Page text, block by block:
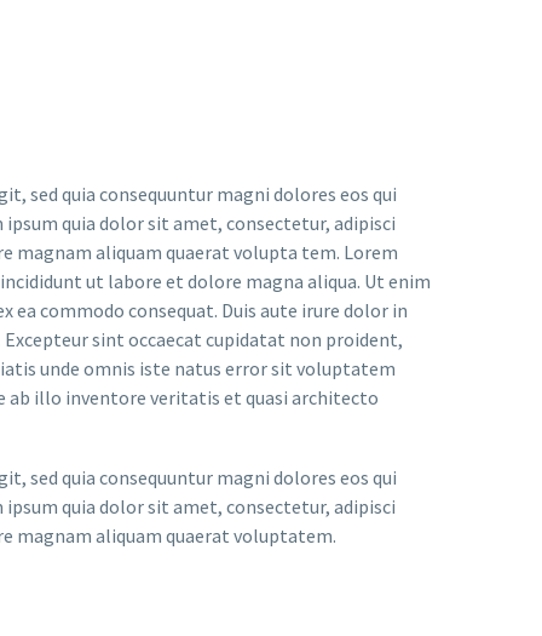
sed quia consequuntur magni dolores eos qui
quia dolor sit amet, consectetur, adipisci
magnam aliquam quaerat volupta tem. Lorem
ut labore et dolore magna aliqua. Ut enim
commodo consequat. Duis aute irure dolor in
sint occaecat cupidatat non proident,
unde omnis iste natus error sit voluptatem
ab illo inventore veritatis et quasi architecto
sed quia consequuntur magni dolores eos qui
quia dolor sit amet, consectetur, adipisci
magnam aliquam quaerat voluptatem.